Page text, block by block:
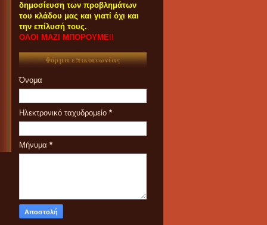
δημοσίευση των προβλημάτων
του κλάδου μας και γιατί όχι και
την επίλυσή τους.
ΟΛΟΙ ΜΑΖΙ ΜΠΟΡΟΥΜΕ!!
Φόρμα επικοινωνίας
Όνομα
Ηλεκτρονικό ταχυδρομείο *
Μήνυμα *